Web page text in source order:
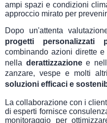
ampi spazi e condizioni
approccio mirato per
Dopo un'attenta
progetti
combinando azioni dirette
nella derattizzazione e
zanzare, vespe e molti
soluzioni efficaci e
La collaborazione con i
di esperti fornisce
monitoraggio per